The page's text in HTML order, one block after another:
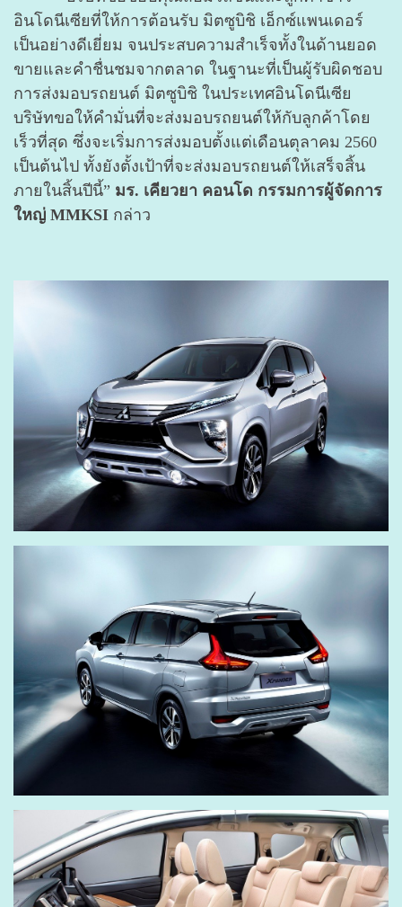
อินโดนีเซียที่ให้การต้อนรับ มิตซูบิชิ เอ็กซ์แพนเดอร์
เป็นอย่างดีเยี่ยม จนประสบความสำเร็จทั้งในด้านยอด
ขายและคำชื่นชมจากตลาด ในฐานะที่เป็นผู้รับผิดชอบ
การส่งมอบรถยนต์ มิตซูบิชิ ในประเทศอินโดนีเซีย
บริษัทขอให้คำมั่นที่จะส่งมอบรถยนต์ให้กับลูกค้าโดย
เร็วที่สุด ซึ่งจะเริ่มการส่งมอบตั้งแต่เดือนตุลาคม 2560
เป็นต้นไป ทั้งยังตั้งเป้าที่จะส่งมอบรถยนต์ให้เสร็จสิ้น
ภายในสิ้นปีนี้” มร. เคียวยา คอนโด กรรมการผู้จัดการ
ใหญ่ MMKSI กล่าว